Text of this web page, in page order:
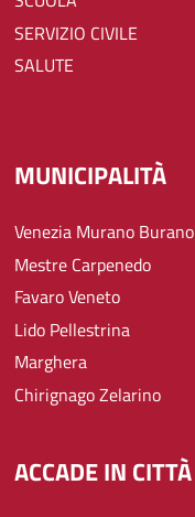
SERVIZIO CIVILE
SALUTE
MUNICIPALITÀ
Venezia Murano Burano
Mestre Carpenedo
Favaro Veneto
Lido Pellestrina
Marghera
Chirignago Zelarino
ACCADE IN CITTÀ